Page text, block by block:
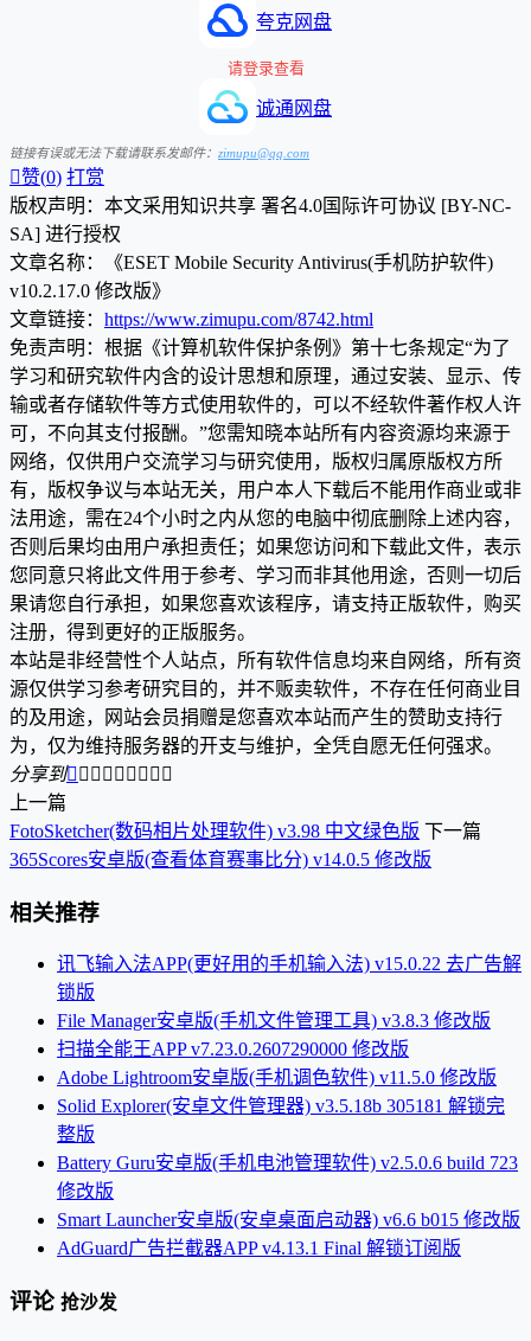
夸克网盘
请登录查看
诚通网盘
链接有误或无法下载请联系发邮件： zimupu@qq.com
赞(0) 打赏
版权声明：本文采用知识共享 署名4.0国际许可协议 [BY-NC-
SA] 进行授权
文章名称：《ESET Mobile Security Antivirus(手机防护软件)
v10.2.17.0 修改版》
文章链接： https://www.zimupu.com/8742.html
免责声明：根据《计算机软件保护条例》第十七条规定“为了
学习和研究软件内含的设计思想和原理，通过安装、显示、传
输或者存储软件等方式使用软件的，可以不经软件著作权人许
可，不向其支付报酬。”您需知晓本站所有内容资源均来源于
网络，仅供用户交流学习与研究使用，版权归属原版权方所
有，版权争议与本站无关，用户本人下载后不能用作商业或非
法用途，需在24个小时之内从您的电脑中彻底删除上述内容，
否则后果均由用户承担责任；如果您访问和下载此文件，表示
您同意只将此文件用于参考、学习而非其他用途，否则一切后
果请您自行承担，如果您喜欢该程序，请支持正版软件，购买
注册，得到更好的正版服务。
本站是非经营性个人站点，所有软件信息均来自网络，所有资
源仅供学习参考研究目的，并不贩卖软件，不存在任何商业目
的及用途，网站会员捐赠是您喜欢本站而产生的赞助支持行
为，仅为维持服务器的开支与维护，全凭自愿无任何强求。
分享到        
上一篇
FotoSketcher(数码相片处理软件) v3.98 中文绿色版 下一篇
365Scores安卓版(查看体育赛事比分) v14.0.5 修改版
相关推荐
讯飞输入法APP(更好用的手机输入法) v15.0.22 去广告解
锁版
File Manager安卓版(手机文件管理工具) v3.8.3 修改版
扫描全能王APP v7.23.0.2607290000 修改版
Adobe Lightroom安卓版(手机调色软件) v11.5.0 修改版
Solid Explorer(安卓文件管理器) v3.5.18b 305181 解锁完
整版
Battery Guru安卓版(手机电池管理软件) v2.5.0.6 build 723
修改版
Smart Launcher安卓版(安卓桌面启动器) v6.6 b015 修改版
AdGuard广告拦截器APP v4.13.1 Final 解锁订阅版
评论 抢沙发